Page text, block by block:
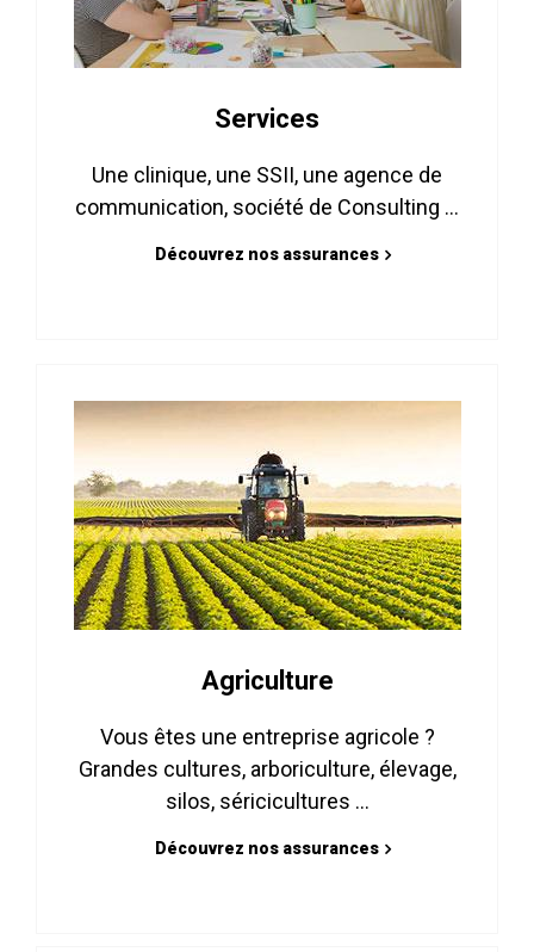
Services
Une clinique, une SSII, une agence de
communication, société de Consulting ...
Découvrez nos assurances
Agriculture
Vous êtes une entreprise agricole ?
Grandes cultures, arboriculture, élevage,
silos, séricicultures ...
Découvrez nos assurances